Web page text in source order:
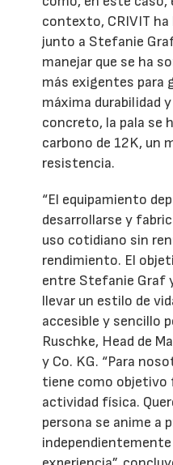
contexto, CRIVIT
junto a Stefanie
manejar que se ha
más exigentes para
máxima durabilidad
concreto, la pala se
carbono de 12K, un
resistencia.
“El equipamiento
desarrollarse y
uso cotidiano sin
rendimiento. El
entre Stefanie Graf
llevar un estilo de
accesible y sencillo
Ruschke, Head de
y Co. KG. “Para
tiene como objetivo
actividad física.
persona se anime a
independientemente